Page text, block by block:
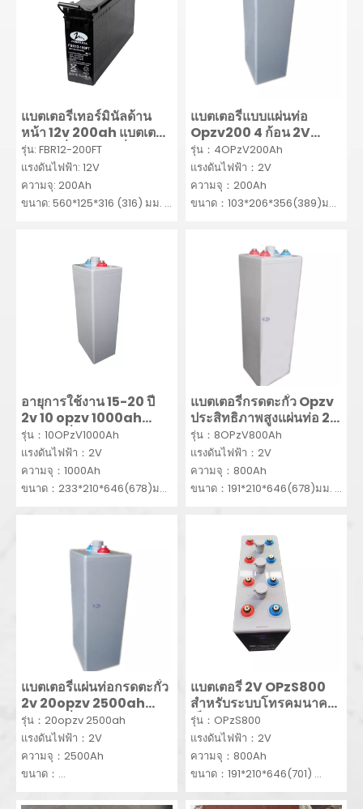
แบตเตอรี่เทอร์มินัลด้าน
หน้า 12v 200ah แบตเตอรี่
กรดตะกั่วแบตเตอรี่
โทรคมนาคม 12v 200ah
รุ่น: FBR12-200FT
แรงดันไฟฟ้า: 12V
ความจุ: 200Ah
ขนาด: 560*125*316 (316) มม.
แบตเตอรี่แบบแผ่นท่อ
Opzv200 4 ก้อน 2V
200ah
รุ่น：4OPzV200Ah
แรงดันไฟฟ้า：2V
ความจุ：200Ah
ขนาด：103*206*356(389)มม.
อายุการใช้งาน 15-20 ปี
2v 10 opzv 1000ah
แบตเตอรี่แบบท่อ
รุ่น：10OPzV1000Ah
แรงดันไฟฟ้า：2V
ความจุ：1000Ah
ขนาด：233*210*646(678)มม.
แบตเตอรี่กรดตะกั่ว Opzv
ประสิทธิภาพสูงแผ่นท่อ 2v
8opzv 800ah
รุ่น：8OPzV800Ah
แรงดันไฟฟ้า：2V
ความจุ：800Ah
ขนาด：191*210*646(678)มม.
ขั้นต่ำ：10ชิ้น
แบตเตอรี่แผ่นท่อกรดตะกั่ว
2v 20opzv 2500ah
แบตเตอรี่
รุ่น：20opzv 2500ah
แรงดันไฟฟ้า：2V
ความจุ：2500Ah
ขนาด：
แบตเตอรี่ 2V OPzS800
สำหรับระบบโทรคมนาคม
เก็บพลังงานแสงอาทิตย์
รุ่น：OPzS800
แรงดันไฟฟ้า：2V
ความจุ：800Ah
ขนาด：191*210*646(701)
ขั้นต่ำ：10ชิ้น